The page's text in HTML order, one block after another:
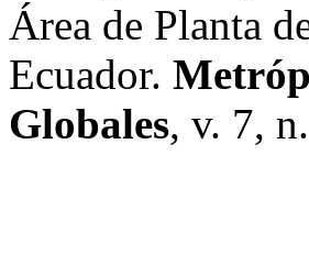
Área de Planta
Ecuador.
Globales, v. 7,